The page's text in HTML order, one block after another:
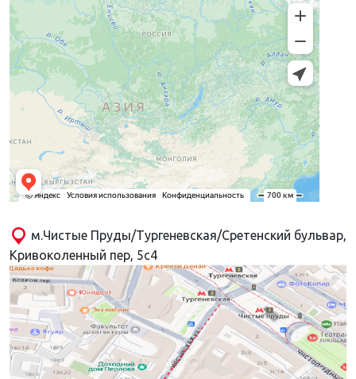
м.Чистые Пруды/Тургеневская/Сретенский бульвар,
Кривоколенный пер, 5с4